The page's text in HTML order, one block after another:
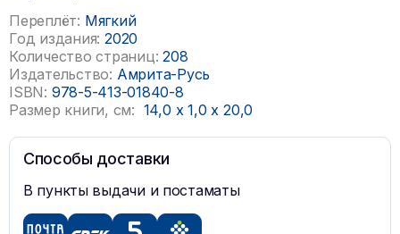
Переплёт: Мягкий
Год издания: 2020
Количество страниц: 208
Издательство: Амрита-Русь
ISBN: 978-5-413-01840-8
Размер книги, см: 14,0 x 1,0x 20,0
Способы доставки
В пункты выдачи и постаматы